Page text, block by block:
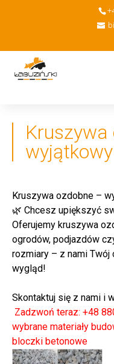
Kruszywa
Kruszywa ozdobne –
🌿 Chcesz upiększyć
Oferujemy kruszywa
ogrodów, podjazdów
rozmiary – z nami
wygląd!
Skontaktuj się z nami i
Zadzwoń teraz: +48
wybrane materiały
bloczki betonowe